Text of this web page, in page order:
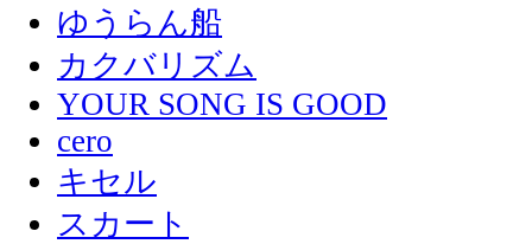
ゆうらん船
カクバリズム
YOUR SONG IS GOOD
cero
キセル
スカート